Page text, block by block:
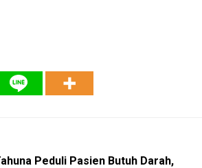
Peduli Pasien Butuh Darah,